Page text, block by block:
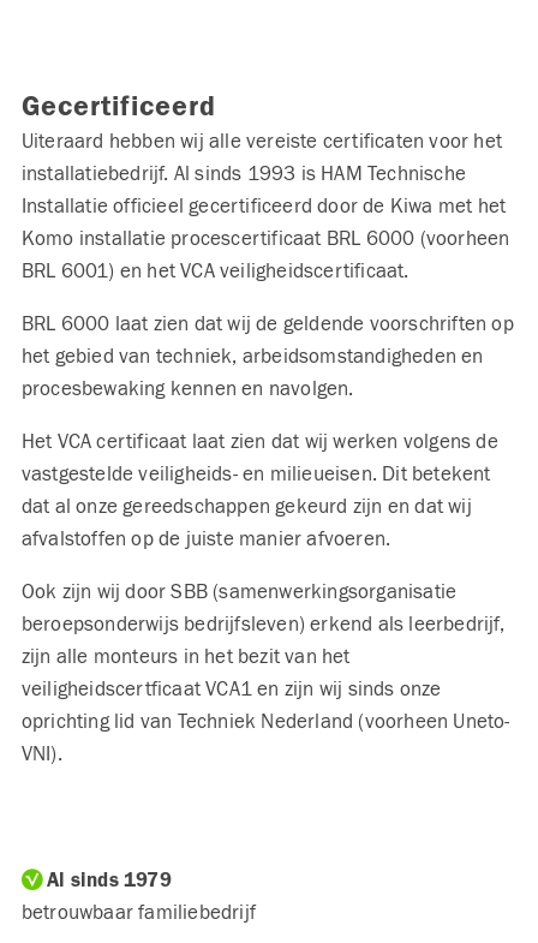
Al sinds 1979
betrouwbaar familiebedrijf
Gecertificeerd
Uiteraard hebben wij alle vereiste certificaten voor het
installatiebedrijf. Al sinds 1993 is HAM Technische
Installatie officieel gecertificeerd door de Kiwa met het
Komo installatie procescertificaat BRL 6000 (voorheen
BRL 6001) en het VCA veiligheidscertificaat.
BRL 6000 laat zien dat wij de geldende voorschriften op
het gebied van techniek, arbeidsomstandigheden en
procesbewaking kennen en navolgen.
Het VCA certificaat laat zien dat wij werken volgens de
vastgestelde veiligheids- en milieueisen. Dit betekent
dat al onze gereedschappen gekeurd zijn en dat wij
afvalstoffen op de juiste manier afvoeren.
Ook zijn wij door SBB (samenwerkingsorganisatie
beroepsonderwijs bedrijfsleven) erkend als leerbedrijf,
zijn alle monteurs in het bezit van het
veiligheidscertficaat VCA1 en zijn wij sinds onze
oprichting lid van Techniek Nederland (voorheen Uneto-
VNI).